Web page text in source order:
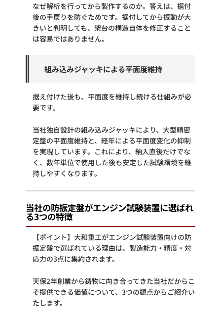
なぜ解析を行ってから製作するのか。答えは、据付
後の手戻りを防ぐためです。据付してから振動が大
きいと判明しても、架台の構造自体を修正すること
は容易ではありません。
組み込みジャッキによる平面度維持
据え付けた後も、平面度を維持し続ける仕組みが必
要です。
当社独自設計の組み込みジャッキにより、大型精密
定盤の平面度維持と、経年による平面度変化の抑制
を実現しています。これにより、納入直後だけでな
く、数年単位で使用した後も安定した試験環境を維
持しやすくなります。
当社の防振定盤がエンジン試験装置に選ばれ
る3つの特徴
【ポイント】大和重工がエンジン試験装置向けの防
振定盤で選ばれている理由は、製造能力・精度・対
応力の3点に集約されます。
天保2年創業から鋳物に向き合ってきた当社だからこ
そ提供できる価値について、3つの観点からご紹介い
たします。